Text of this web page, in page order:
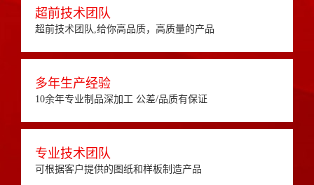
超前技术团队
超前技术团队,给你高品质，高质量的产品
多年生产经验
10余年专业制品深加工 公差/品质有保证
专业技术团队
可根据客户提供的图纸和样板制造产品